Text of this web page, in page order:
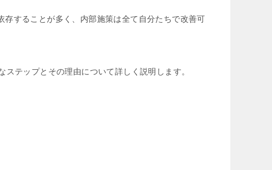
することが多く、内部施策は全て自分たちで改善可
テップとその理由について詳しく説明します。